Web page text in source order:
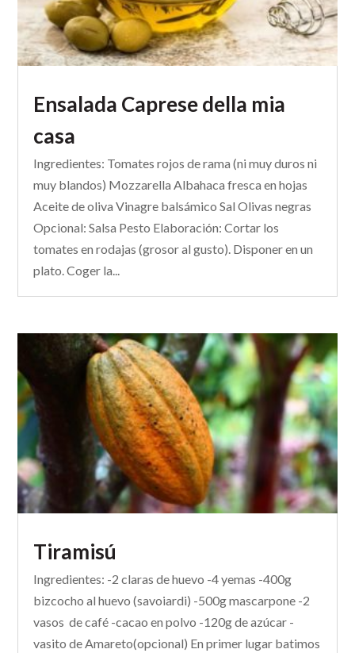
Ensalada Caprese della mia
casa
Ingredientes: Tomates rojos de rama (ni muy duros ni
muy blandos) Mozzarella Albahaca fresca en hojas
Aceite de oliva Vinagre balsámico Sal Olivas negras
Opcional: Salsa Pesto Elaboración: Cortar los
tomates en rodajas (grosor al gusto). Disponer en un
plato. Coger la...
Tiramisú
Ingredientes: -2 claras de huevo -4 yemas -400g
bizcocho al huevo (savoiardi) -500g mascarpone -2
vasos de café -cacao en polvo -120g de azúcar -
vasito de Amareto(opcional) En primer lugar batimos